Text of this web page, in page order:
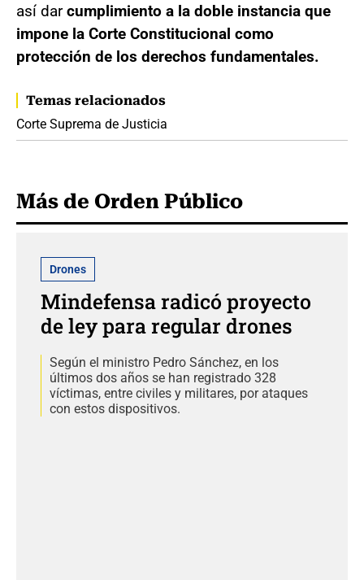
así darcumplimiento a la doble instancia que
impone la Corte Constitucional como
protección de los derechos fundamentales.
Temas relacionados
Corte Suprema de Justicia
Más de Orden Público
Drones
Mindefensa radicó proyecto
de ley para regular drones
Según el ministro Pedro Sánchez, en los
últimos dos años se han registrado 328
víctimas, entre civiles y militares, por ataques
con estos dispositivos.